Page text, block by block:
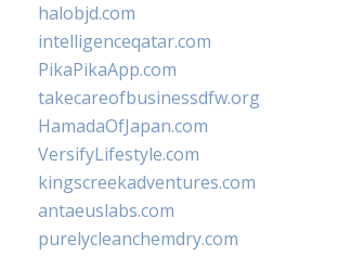
halobjd.com
intelligenceqatar.com
PikaPikaApp.com
takecareofbusinessdfw.org
HamadaOfJapan.com
VersifyLifestyle.com
kingscreekadventures.com
antaeuslabs.com
purelycleanchemdry.com